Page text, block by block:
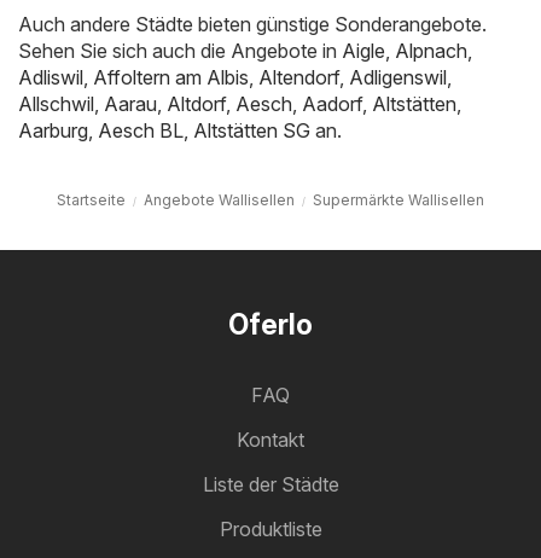
Auch andere Städte bieten günstige Sonderangebote.
Sehen Sie sich auch die Angebote in Aigle, Alpnach,
Adliswil, Affoltern am Albis, Altendorf, Adligenswil,
Allschwil, Aarau, Altdorf, Aesch, Aadorf, Altstätten,
Aarburg, Aesch BL, Altstätten SG an.
Startseite Angebote Wallisellen Supermärkte Wallisellen
Oferlo
FAQ
Kontakt
Liste der Städte
Produktliste